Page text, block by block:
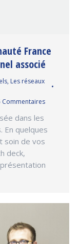
France
associé
, Les réseaux
Commentaires
dans les
En quelques
soin de vos
deck,